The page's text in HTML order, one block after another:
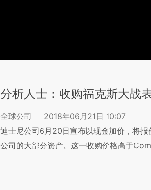
分析人士：收购福克斯大战
全球公司
2018年06月21日 10:07
迪士尼公司6月20日宣布以现金加价，将
公司的大部分资产。这一收购价格高于